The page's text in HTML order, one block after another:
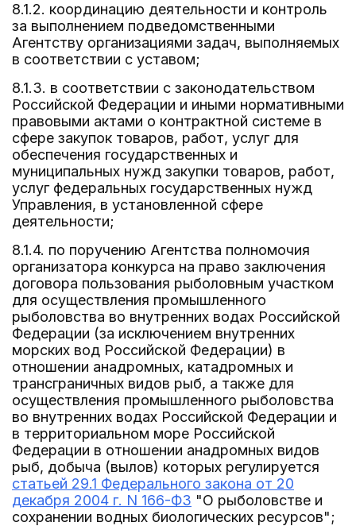
8.1.2. координацию деятельности и контроль
за выполнением подведомственными
Агентству организациями задач, выполняемых
в соответствии с уставом;
8.1.3. в соответствии с законодательством
Российской Федерации и иными нормативными
правовыми актами о контрактной системе в
сфере закупок товаров, работ, услуг для
обеспечения государственных и
муниципальных нужд закупки товаров, работ,
услуг федеральных государственных нужд
Управления, в установленной сфере
деятельности;
8.1.4. по поручению Агентства полномочия
организатора конкурса на право заключения
договора пользования рыболовным участком
для осуществления промышленного
рыболовства во внутренних водах Российской
Федерации (за исключением внутренних
морских вод Российской Федерации) в
отношении анадромных, катадромных и
трансграничных видов рыб, а также для
осуществления промышленного рыболовства
во внутренних водах Российской Федерации и
в территориальном море Российской
Федерации в отношении анадромных видов
рыб, добыча (вылов) которых регулируется
статьей 29.1 Федерального закона от 20
декабря 2004 г. N 166-ФЗ "О рыболовстве и
сохранении водных биологических ресурсов";